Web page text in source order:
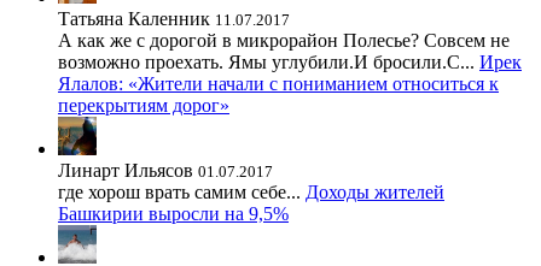
Татьяна Каленник 11.07.2017
А как же с дорогой в микрорайон Полесье? Совсем не
возможно проехать. Ямы углубили.И бросили.С... Ирек
Ялалов: «Жители начали с пониманием относиться к
перекрытиям дорог»
Линарт Ильясов 01.07.2017
где хорош врать самим себе... Доходы жителей
Башкирии выросли на 9,5%